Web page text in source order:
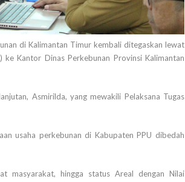
di Kalimantan Timur kembali ditegaskan lewat
Kantor Dinas Perkebunan Provinsi Kalimantan
Asmirilda, yang mewakili Pelaksana Tugas
usaha perkebunan di Kabupaten PPU dibedah
masyarakat, hingga status Areal dengan Nilai